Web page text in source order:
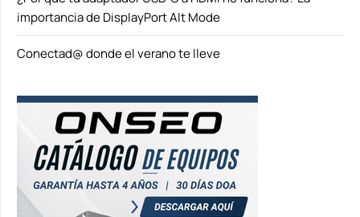
importancia de DisplayPort Alt Mode
Conectad@ donde el verano te lleve